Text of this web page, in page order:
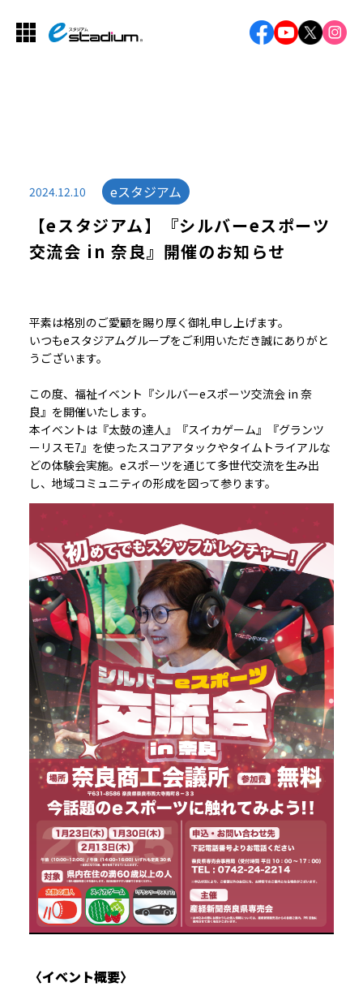
2024.12.10 eスタジアム
【eスタジアム】『シルバーeスポーツ
交流会 in 奈良』開催のお知らせ
平素は格別のご愛顧を賜り厚く御礼申し上げます。
いつもeスタジアムグループをご利用いただき誠にありがと
うございます。
この度、福祉イベント『シルバーeスポーツ交流会 in 奈
良』を開催いたします。
本イベントは『太鼓の達人』『スイカゲーム』『グランツ
ーリスモ7』を使ったスコアアタックやタイムトライアルな
どの体験会実施。eスポーツを通じて多世代交流を生み出
し、地域コミュニティの形成を図って参ります。
〈イベント概要〉